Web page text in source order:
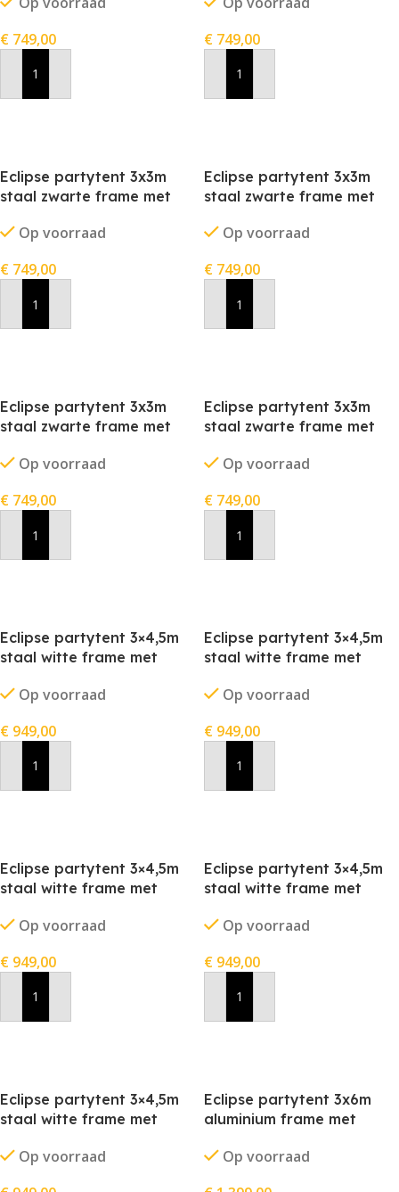
€ 749,00
In Winkelwagen
€ 749,00
In Winkelwagen
Eclipse partytent 3x3m
staal zwarte frame met
Op voorraad
€ 749,00
In Winkelwagen
Eclipse partytent 3x3m
staal zwarte frame met
Op voorraad
€ 749,00
In Winkelwagen
Eclipse partytent 3x3m
staal zwarte frame met
Op voorraad
€ 749,00
In Winkelwagen
Eclipse partytent 3x3m
staal zwarte frame met
Op voorraad
€ 749,00
In Winkelwagen
Eclipse partytent 3×4,5m
staal witte frame met
Op voorraad
€ 949,00
In Winkelwagen
Eclipse partytent 3×4,5m
staal witte frame met
Op voorraad
€ 949,00
In Winkelwagen
Eclipse partytent 3×4,5m
staal witte frame met
Op voorraad
€ 949,00
In Winkelwagen
Eclipse partytent 3×4,5m
staal witte frame met
Op voorraad
€ 949,00
In Winkelwagen
Eclipse partytent 3×4,5m
staal witte frame met
Op voorraad
Eclipse partytent 3x6m
aluminium frame met
Op voorraad